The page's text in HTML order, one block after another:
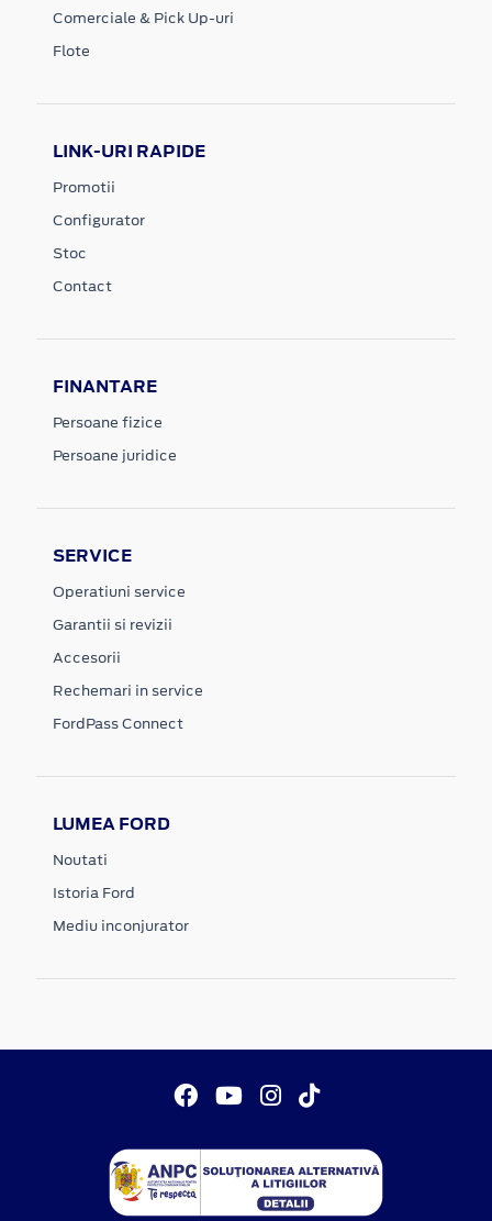
Comerciale & Pick Up-uri
Flote
LINK-URI RAPIDE
Promotii
Configurator
Stoc
Contact
FINANTARE
Persoane fizice
Persoane juridice
SERVICE
Operatiuni service
Garantii si revizii
Accesorii
Rechemari in service
FordPass Connect
LUMEA FORD
Noutati
Istoria Ford
Mediu inconjurator